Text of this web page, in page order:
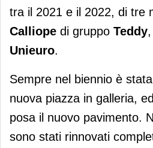
tra il 2021 e il 2022, di tre
Calliope di gruppo Teddy,
Unieuro.
Sempre nel biennio è
nuova piazza in galleria,
posa il nuovo pavimento.
sono stati rinnovati